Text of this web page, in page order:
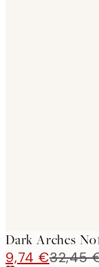
Dark Arches
9,74 €32,45